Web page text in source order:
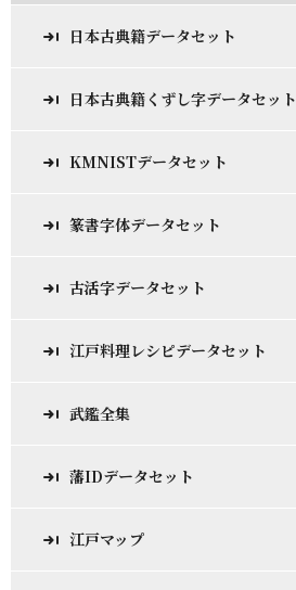
日本古典籍データセット
日本古典籍くずし字データセット
KMNISTデータセット
篆書字体データセット
古活字データセット
江戸料理レシピデータセット
武鑑全集
藩IDデータセット
江戸マップ